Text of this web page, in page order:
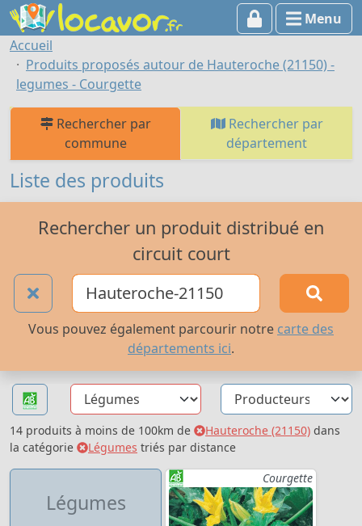
Menu
Accueil
Produits proposés autour de Hauteroche (21150) -
legumes - Courgette
Rechercher par
commune
Rechercher par
département
Liste des produits
Rechercher un produit distribué en
circuit court
Vous pouvez également parcourir notre carte des
départements ici.
14 produits à moins de 100km de Hauteroche (21150) dans
la catégorie
Légumes triés par distance
Légumes
Courgette